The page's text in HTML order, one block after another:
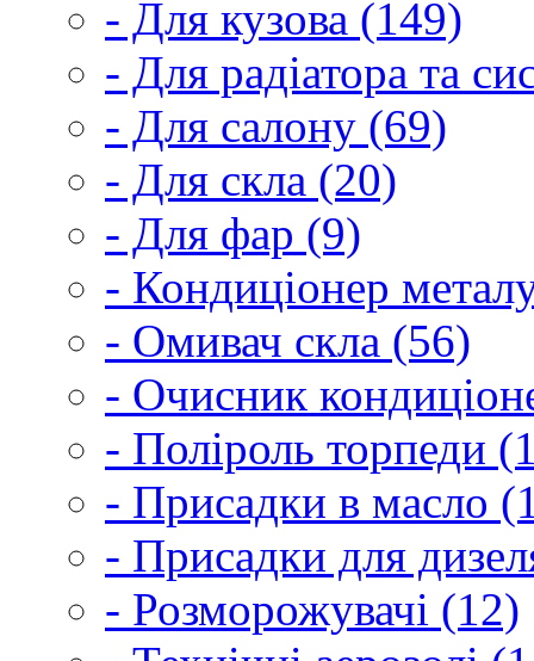
- Для кузова (149)
- Для радіатора та
- Для салону (69)
- Для скла (20)
- Для фар (9)
- Кондиціонер
- Омивач скла (56)
- Очисник
- Поліроль торпеди
- Присадки в масло
- Присадки для
- Розморожувачі (12)